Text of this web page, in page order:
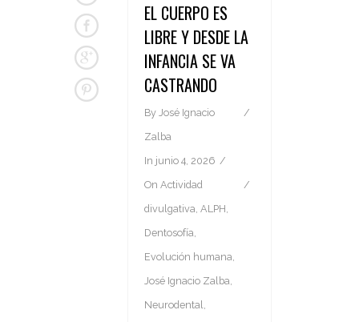
EL CUERPO ES
LIBRE Y DESDE LA
INFANCIA SE VA
CASTRANDO
By José Ignacio
Zalba
In junio 4, 2026
On Actividad
divulgativa, ALPH,
Dentosofía,
Evolución humana,
José Ignacio Zalba,
Neurodental,